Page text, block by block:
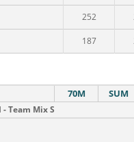
252
187
70M SUM
Team Mix S